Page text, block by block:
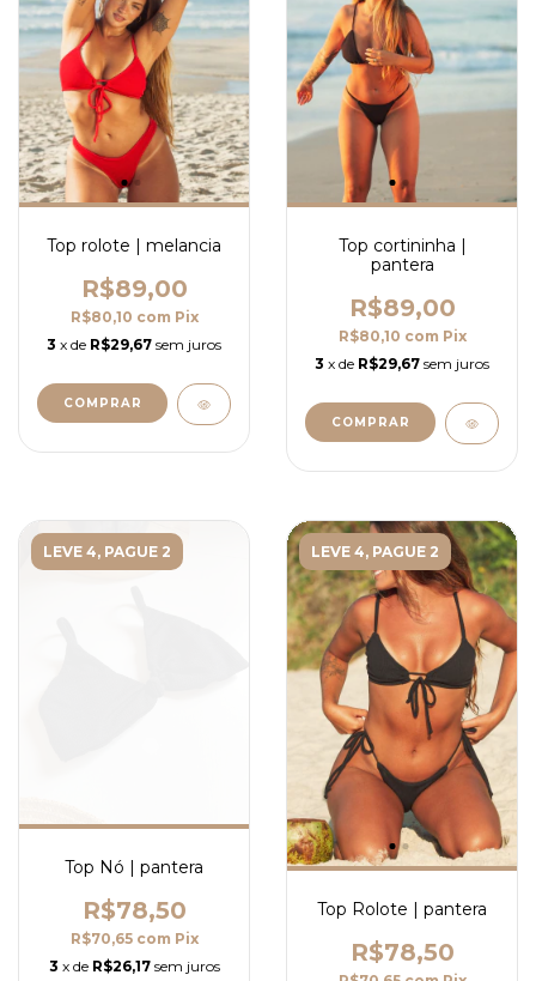
Top rolote | melancia
R$89,00
R$80,10 com Pix
3 x de R$29,67 sem juros
COMPRAR
Top cortininha |
pantera
R$89,00
R$80,10 com Pix
3 x de R$29,67 sem juros
COMPRAR
LEVE 4, PAGUE 2
Top Nó | pantera
R$78,50
R$70,65 com Pix
3 x de R$26,17 sem juros
LEVE 4, PAGUE 2
Top Rolote | pantera
R$78,50